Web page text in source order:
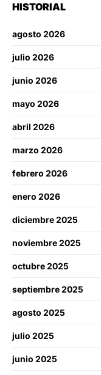
HISTORIAL
agosto 2026
julio 2026
junio 2026
mayo 2026
abril 2026
marzo 2026
febrero 2026
enero 2026
diciembre 2025
noviembre 2025
octubre 2025
septiembre 2025
agosto 2025
julio 2025
junio 2025